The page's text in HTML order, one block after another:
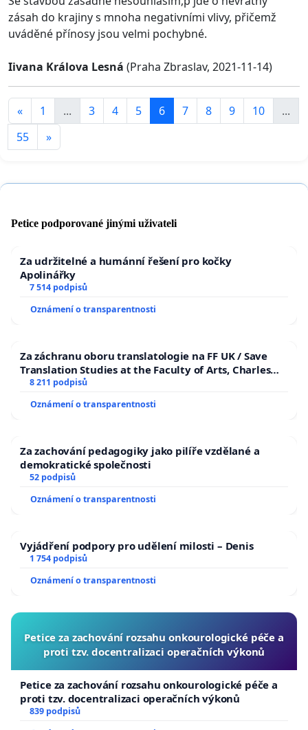
zásah do krajiny s mnoha negativními vlivy, přičemž
uváděné přínosy jsou velmi pochybné.
Iivana Králova Lesná (Praha Zbraslav, 2021-11-14)
« 1 ... 3 4 5 6 7 8 9 10
...
55
»
Petice podporované jinými uživateli
Za udržitelné a humánní řešení pro kočky
Apolinářky
7 514 podpisů
Oznámení o transparentnosti
Za záchranu oboru translatologie na FF UK / Save
Translation Studies at the Faculty of Arts, Charles
University
8 211 podpisů
Oznámení o transparentnosti
Za zachování pedagogiky jako pilíře vzdělané a
demokratické společnosti
52 podpisů
Oznámení o transparentnosti
Vyjádření podpory pro udělení milosti – Denis
1 754 podpisů
Oznámení o transparentnosti
Petice za zachování rozsahu onkourologické péče a
proti tzv. docentralizaci operačních výkonů
Petice za zachování rozsahu onkourologické péče a
proti tzv. docentralizaci operačních výkonů
839 podpisů